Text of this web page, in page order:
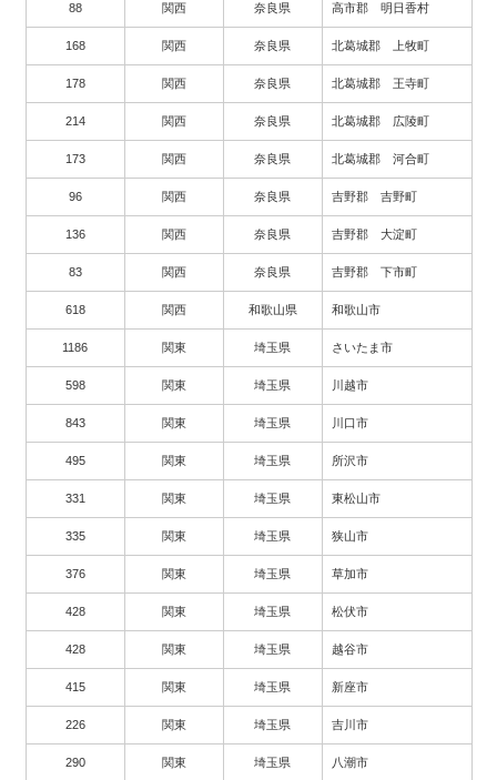
88 関西 奈良県 高市郡 明日香村
168 関西 奈良県 北葛城郡 上牧町
178 関西 奈良県 北葛城郡 王寺町
214 関西 奈良県 北葛城郡 広陵町
173 関西 奈良県 北葛城郡 河合町
96 関西 奈良県 吉野郡 吉野町
136 関西 奈良県 吉野郡 大淀町
83 関西 奈良県 吉野郡 下市町
618 関西 和歌山県 和歌山市
1186 関東 埼玉県 さいたま市
598 関東 埼玉県 川越市
843 関東 埼玉県 川口市
495 関東 埼玉県 所沢市
331 関東 埼玉県 東松山市
335 関東 埼玉県 狭山市
376 関東 埼玉県 草加市
428 関東 埼玉県 松伏市
428 関東 埼玉県 越谷市
415 関東 埼玉県 新座市
226 関東 埼玉県 吉川市
290 関東 埼玉県 八潮市